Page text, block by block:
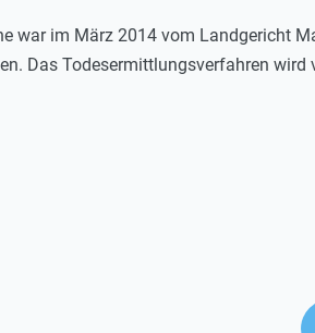
war im März 2014 vom Landgericht
Das Todesermittlungsverfahren